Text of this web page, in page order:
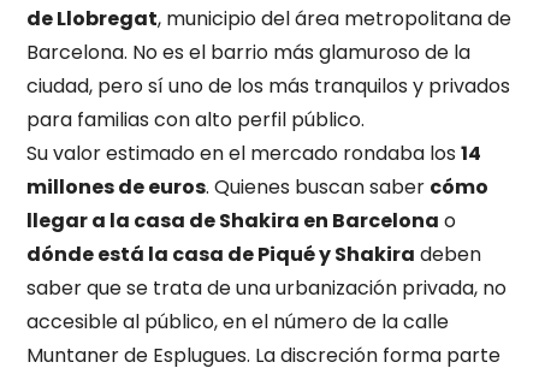
de Llobregat, municipio del área metropolitana de
Barcelona. No es el barrio más glamuroso de la
ciudad, pero sí uno de los más tranquilos y privados
para familias con alto perfil público.
Su valor estimado en el mercado rondaba los14
millones de euros. Quienes buscan saber cómo
llegar a la casa de Shakira en Barcelona o
dónde está la casa de Piqué y Shakira deben
saber que se trata de una urbanización privada, no
accesible al público, en el número de la calle
Muntaner de Esplugues. La discreción forma parte